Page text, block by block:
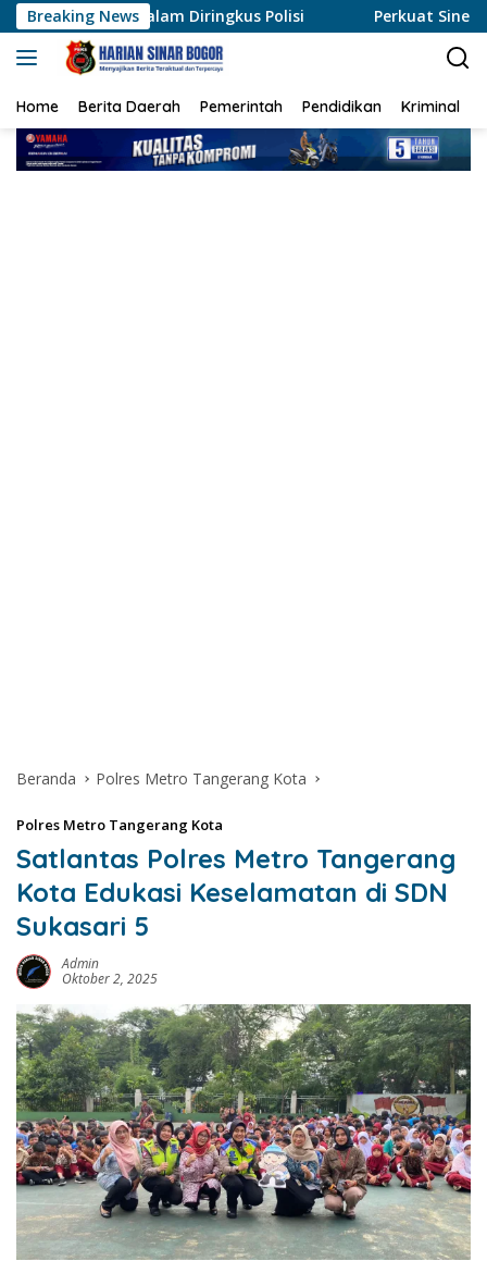
Langsung
ke
konten
Breaking News
Diringkus Polisi Perkuat Sinergi, Polres Rohil
Home Berita Daerah Pemerintah Pendidikan Kriminal
Beranda Polres Metro Tangerang Kota
Polres Metro Tangerang Kota
Satlantas Polres Metro Tangerang
Kota Edukasi Keselamatan di SDN
Sukasari 5
Admin
Oktober 2, 2025